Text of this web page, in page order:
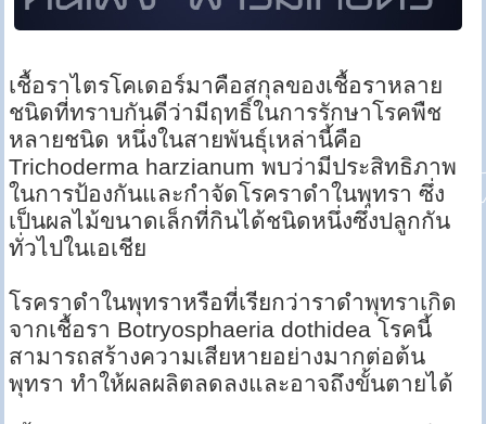
เชื้อราไตรโคเดอร์มาคือสกุลของเชื้อราหลาย
ชนิดที่ทราบกันดีว่ามีฤทธิ์ในการรักษาโรคพืช
หลายชนิด หนึ่งในสายพันธุ์เหล่านี้คือ
Trichoderma harzianum พบว่ามีประสิทธิภาพ
ในการป้องกันและกำจัดโรคราดำในพุทรา ซึ่ง
เป็นผลไม้ขนาดเล็กที่กินได้ชนิดหนึ่งซึ่งปลูกกัน
ทั่วไปในเอเชีย
โรคราดำในพุทราหรือที่เรียกว่าราดำพุทราเกิด
จากเชื้อรา Botryosphaeria dothidea โรคนี้
สามารถสร้างความเสียหายอย่างมากต่อต้น
พุทรา ทำให้ผลผลิตลดลงและอาจถึงขั้นตายได้